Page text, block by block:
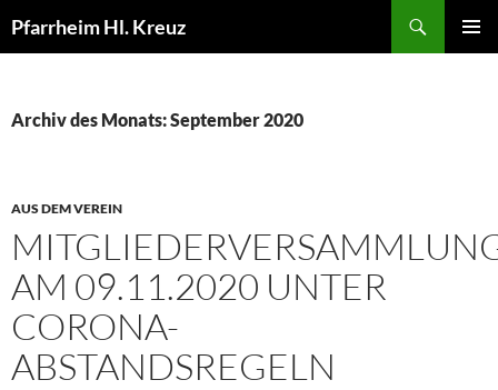
Inhalt
Pfarrheim Hl. Kreuz
Archiv des Monats: September 2020
AUS DEM VEREIN
AM 09.11.2020 UNTER
CORONA-
ABSTANDSREGELN